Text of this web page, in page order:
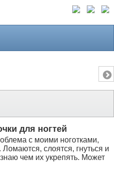
для ногтей
с моими ноготками,
Ломаются, слоятся, гнуться и
чем их укрепять. Может